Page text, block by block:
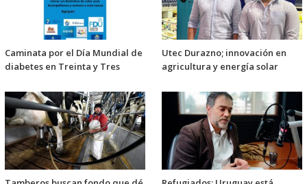
Caminata por el Día Mundial de
diabetes en Treinta y Tres
Utec Durazno; innovación en
agricultura y energía solar